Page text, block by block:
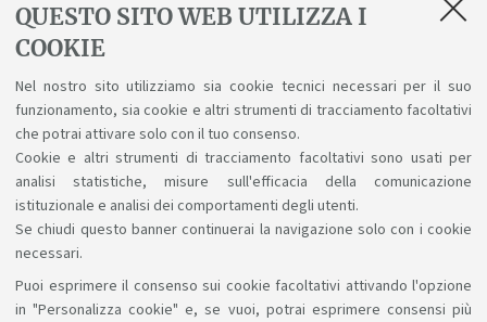
QUESTO SITO WEB UTILIZZA I
COOKIE
Nel nostro sito utilizziamo sia cookie tecnici necessari per il suo
funzionamento, sia cookie e altri strumenti di tracciamento facoltativi
che potrai attivare solo con il tuo consenso.
Cookie e altri strumenti di tracciamento facoltativi sono usati per
analisi statistiche, misure sull'efficacia della comunicazione
istituzionale e analisi dei comportamenti degli utenti.
Se chiudi questo banner continuerai la navigazione solo con i cookie
necessari.
Puoi esprimere il consenso sui cookie facoltativi attivando l'opzione
in "Personalizza cookie" e, se vuoi, potrai esprimere consensi più
WIFI
Consigliera di Fiducia: un aiuto in caso di
discriminazioni, molestie sessuali e
psicologiche
Sosteniamo il diritto alla conoscenza